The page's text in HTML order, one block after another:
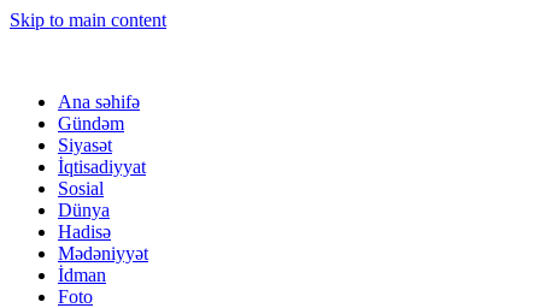
Skip to main content
Ana səhifə
Gündəm
Siyasət
İqtisadiyyat
Sosial
Dünya
Hadisə
Mədəniyyət
İdman
Foto